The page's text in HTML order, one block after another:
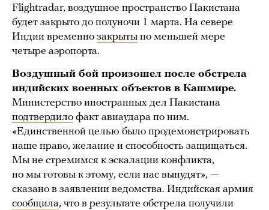
Flightradar, воздушное пространство Пакистана
будет закрыто до полуночи 1 марта. На севере
Индии временно закрыты по меньшей мере
четыре аэропорта.
Воздушный бой произошел после обстрела
индийских военных объектов в Кашмире.
Министерство иностранных дел Пакистана
подтвердило факт авиаудара по ним.
«Единственной целью было продемонстрировать
наше право, желание и способность защищаться.
Мы не стремимся к эскалации конфликта,
но мы готовы к этому, если нас вынудят», —
сказано в заявлении ведомства. Индийская армия
сообщила, что в результате обстрела получили